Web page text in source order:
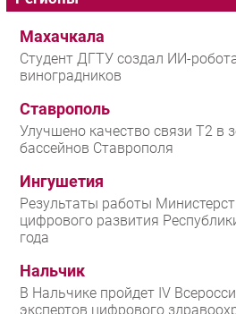
Махачкала
Студент ДГТУ создал ИИ-
виноградников
Ставрополь
Улучшено качество связи T2 в
бассейнов Ставрополя
Ингушетия
Результаты работы
цифрового развития
года
Нальчик
В Нальчике пройдет IV
экспертов цифрового